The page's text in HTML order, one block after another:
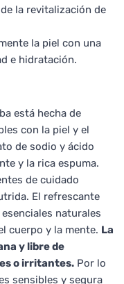
la revitalización de
la piel con una
e hidratación.
está hecha de
con la piel y el
de sodio y ácido
y la rica espuma.
de cuidado
El refrescante
naturales
cuerpo y la mente. La
y libre de
o irritantes. Por lo
sensibles y segura